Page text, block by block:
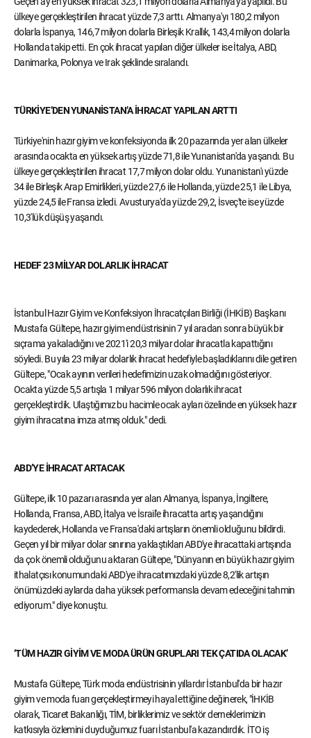
ülkeye gerçekleştirilen ihracat yüzde 7,3 arttı. Almanya'yı 180,2 milyon
dolarla İspanya, 146,7 milyon dolarla Birleşik Krallık, 143,4 milyon dolarla
Hollanda takip etti. En çok ihracat yapılan diğer ülkeler ise İtalya, ABD,
Danimarka, Polonya ve Irak şeklinde sıralandı.
TÜRKİYE’DEN YUNANİSTAN’A İHRACAT YAPILAN ARTTI
Türkiye'nin hazır giyim ve konfeksiyonda ilk 20 pazarında yer alan ülkeler
arasında ocakta en yüksek artış yüzde 71,8 ile Yunanistan'da yaşandı. Bu
ülkeye gerçekleştirilen ihracat 17,7 milyon dolar oldu. Yunanistan'ı yüzde
34 ile Birleşik Arap Emirlikleri, yüzde 27,6 ile Hollanda, yüzde 25,1 ile Libya,
yüzde 24,5 ile Fransa izledi. Avusturya'da yüzde 29,2, İsveç'te ise yüzde
10,3'lük düşüş yaşandı.
HEDEF 23 MİLYAR DOLARLIK İHRACAT
İstanbul Hazır Giyim ve Konfeksiyon İhracatçıları Birliği (İHKİB) Başkanı
Mustafa Gültepe, hazır giyim endüstrisinin 7 yıl aradan sonra büyük bir
sıçrama yakaladığını ve 2021'i 20,3 milyar dolar ihracatla kapattığını
söyledi. Bu yıla 23 milyar dolarlık ihracat hedefiyle başladıklarını dile getiren
Gültepe, "Ocak ayının verileri hedefimizin uzak olmadığını gösteriyor.
Ocakta yüzde 5,5 artışla 1 milyar 596 milyon dolarlık ihracat
gerçekleştirdik. Ulaştığımız bu hacimle ocak ayları özelinde en yüksek hazır
giyim ihracatına imza atmış olduk." dedi.
ABD’YE İHRACAT ARTACAK
Gültepe, ilk 10 pazarı arasında yer alan Almanya, İspanya, İngiltere,
Hollanda, Fransa, ABD, İtalya ve İsrail'e ihracatta artış yaşandığını
kaydederek, Hollanda ve Fransa'daki artışların önemli olduğunu bildirdi.
Geçen yıl bir milyar dolar sınırına yaklaştıkları ABD'ye ihracattaki artışında
da çok önemli olduğunu aktaran Gültepe, "Dünyanın en büyük hazır giyim
ithalatçısı konumundaki ABD'ye ihracatımızdaki yüzde 8,2'lik artışın
önümüzdeki aylarda daha yüksek performansla devam edeceğini tahmin
ediyorum." diye konuştu.
‘TÜM HAZIR GİYİM VE MODA ÜRÜN GRUPLARI TEK ÇATIDA OLACAK’
Mustafa Gültepe, Türk moda endüstrisinin yıllardır İstanbul'da bir hazır
giyim ve moda fuarı gerçekleştirmeyi hayal ettiğine değinerek, "İHKİB
olarak, Ticaret Bakanlığı, TİM, birliklerimiz ve sektör derneklerimizin
katkısıyla özlemini duyduğumuz fuarı İstanbul'a kazandırdık. İTO iş